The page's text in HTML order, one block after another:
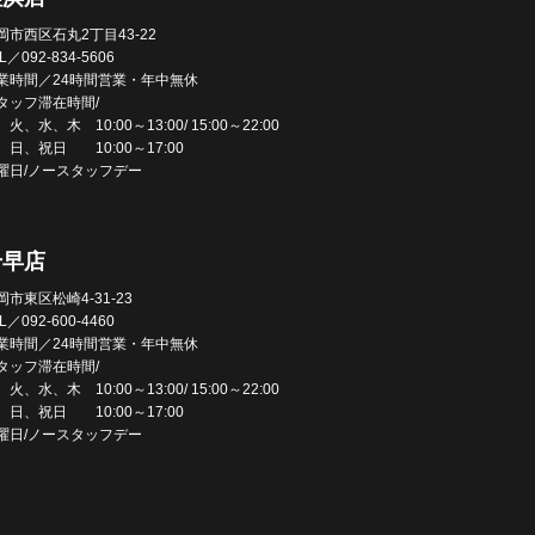
市西区石丸2丁目43-22
／092-834-5606
時間／24時間営業・年中無休
ッフ滞在時間/
火、水、木 10:00～13:00/ 15:00～22:00
日、祝日 10:00～17:00
日/ノースタッフデー
店
市東区松崎4-31-23
／092-600-4460
時間／24時間営業・年中無休
ッフ滞在時間/
火、水、木 10:00～13:00/ 15:00～22:00
日、祝日 10:00～17:00
日/ノースタッフデー